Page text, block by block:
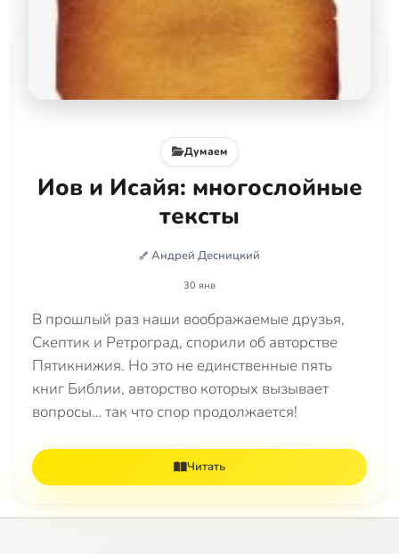
Думаем
Иов и Исайя: многослойные
тексты
Андрей Десницкий
30 янв
В прошлый раз наши воображаемые друзья,
Скептик и Ретроград, спорили об авторстве
Пятикнижия. Но это не единственные пять
книг Библии, авторство которых вызывает
вопросы… так что спор продолжается!
Читать